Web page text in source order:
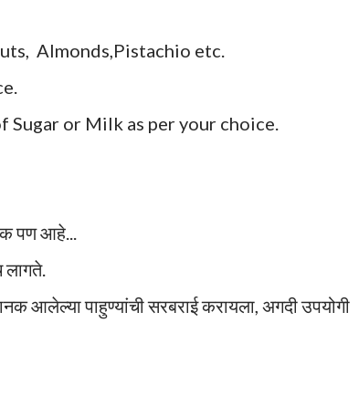
Almonds,Pistachio etc.
Sugar or Milk as per your choice.
पण आहे...
लागते.
आलेल्या पाहुण्यांची सरबराई करायला, अगदी उपयोगी